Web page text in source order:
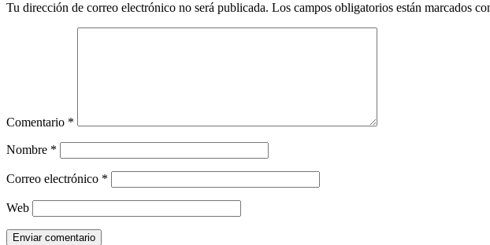
Tu dirección de correo electrónico no será publicada. Los campos obligatorios están marcados
Comentario *
Nombre *
Correo electrónico *
Web
Enviar comentario